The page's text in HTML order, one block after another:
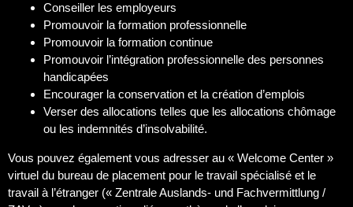
Conseiller les employeurs
Promouvoir la formation professionnelle
Promouvoir la formation continue
Promouvoir l’intégration professionnelle des personnes
handicapées
Encourager la conservation et la création d’emplois
Verser des allocations telles que les allocations chômage
ou les indemnités d’insolvabilité.
Vous pouvez également vous adresser au « Welcome Center »
virtuel du bureau de placement pour le travail spécialisé et le
travail à l’étranger (« Zentrale Auslands- und Fachvermittlung /